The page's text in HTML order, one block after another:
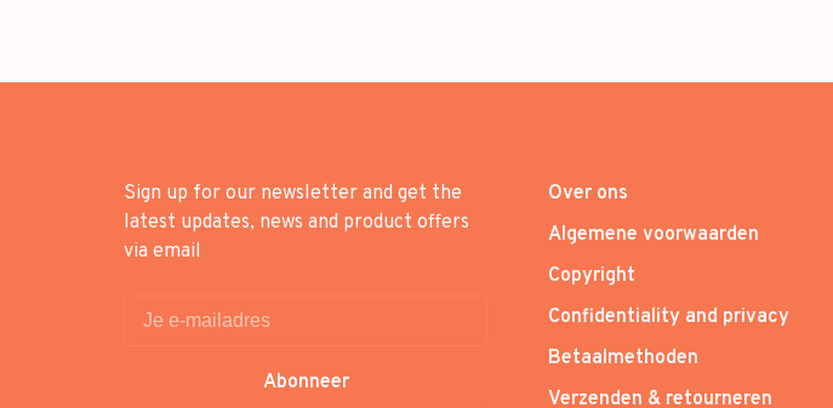
Sign up for our newsletter and get the
latest updates, news and product offers
via email
Abonneer
Over ons
Algemene voorwaarden
Copyright
Confidentiality and privacy
Betaalmethoden
Verzenden & retourneren